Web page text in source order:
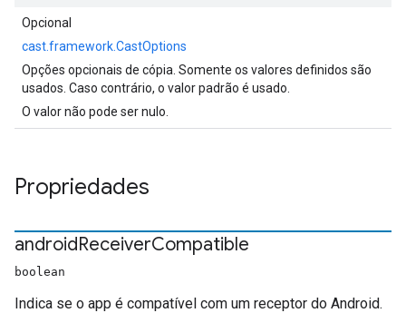
Opcional
cast.framework.CastOptions
Opções opcionais de cópia. Somente os valores definidos são
usados. Caso contrário, o valor padrão é usado.
O valor não pode ser nulo.
Propriedades
androidReceiverCompatible
boolean
Indica se o app é compatível com um receptor do Android.